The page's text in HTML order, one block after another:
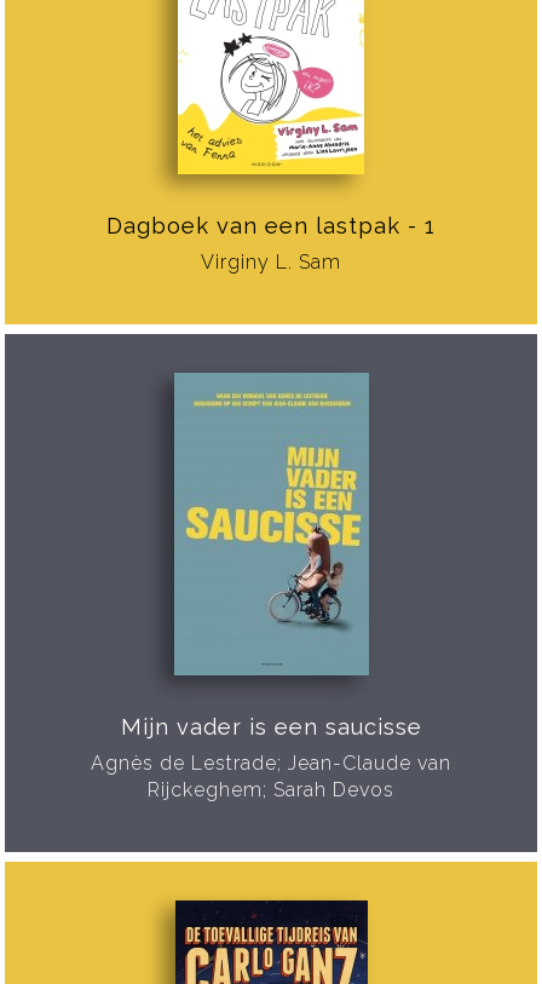
Dagboek van een lastpak - 1
Virginy L. Sam
Mijn vader is een saucisse
Agnès de Lestrade; Jean-Claude van
Rijckeghem; Sarah Devos